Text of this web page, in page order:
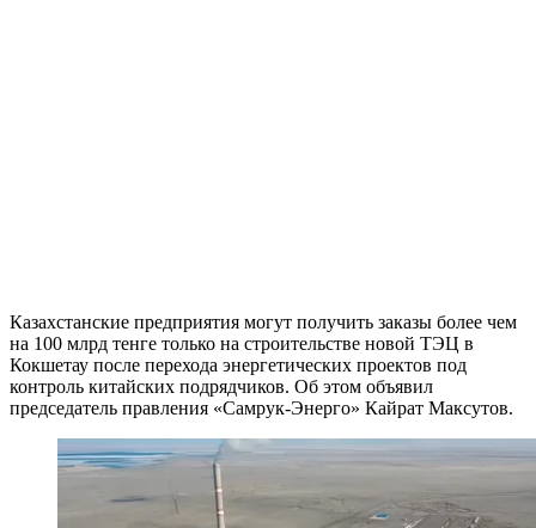
Казахстанские предприятия могут получить заказы более чем
на 100 млрд тенге только на строительстве новой ТЭЦ в
Кокшетау после перехода энергетических проектов под
контроль китайских подрядчиков. Об этом объявил
председатель правления «Самрук-Энерго» Кайрат Максутов.